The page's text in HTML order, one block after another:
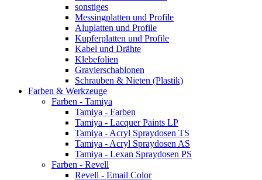
sonstiges
Messingplatten und Profile
Aluplatten und Profile
Kupferplatten und Profile
Kabel und Drähte
Klebefolien
Gravierschablonen
Schrauben & Nieten (Plastik)
Farben & Werkzeuge
Farben - Tamiya
Tamiya - Farben
Tamiya - Lacquer Paints LP
Tamiya - Acryl Spraydosen TS
Tamiya - Acryl Spraydosen AS
Tamiya - Lexan Spraydosen PS
Farben - Revell
Revell - Email Color